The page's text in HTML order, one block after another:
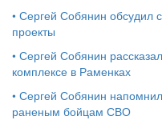
• Сергей Собянин обсудил
проекты
• Сергей Собянин
комплексе в Раменках
• Сергей Собянин
раненым бойцам СВО